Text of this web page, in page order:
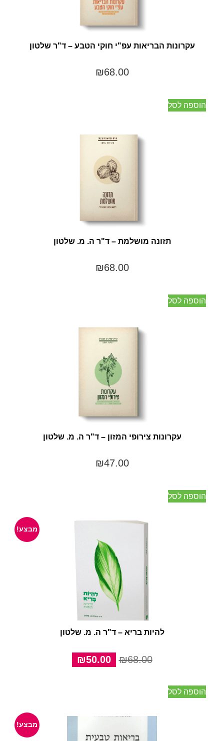
עקרונות הבריאות עפ"י חוקי הטבע – ד"ר שלטון
₪68.00
הוספה לסל
תזונה מושלמת – ד"ר ה. מ. שלטון
₪68.00
הוספה לסל
עקרונות צירופי המזון – ד"ר ה. מ. שלטון
₪47.00
הוספה לסל
מבצע!
להיות בריא – ד"ר ה. מ. שלטון
₪68.00
המחיר
המקורי
₪50.00
הנוכחי
הוספה לסל
מבצע!